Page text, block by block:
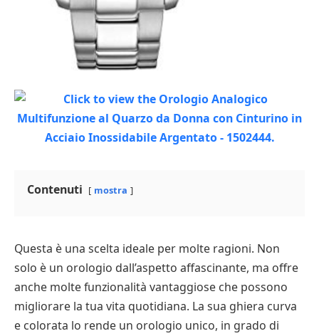
Contenuti mostra
Questa è una scelta ideale per molte ragioni. Non
solo è un orologio dall’aspetto affascinante, ma offre
anche molte funzionalità vantaggiose che possono
migliorare la tua vita quotidiana. La sua ghiera curva
e colorata lo rende un orologio unico, in grado di